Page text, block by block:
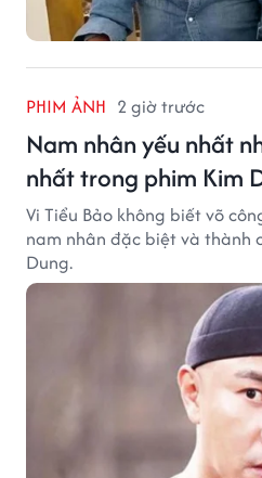
PHIM ẢNH 2 giờ trước
Nam nhân yếu nhất
nhất trong phim Kim
Vi Tiểu Bảo không biết võ
nam nhân đặc biệt và thành
Dung.